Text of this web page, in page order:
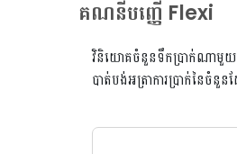
គណនីបញ្ញើ Flexi
វិនិយោគចំនួនទឹកប្រាក់ណាមួយ
បាត់បង់អត្រាការប្រាក់នៃចំ